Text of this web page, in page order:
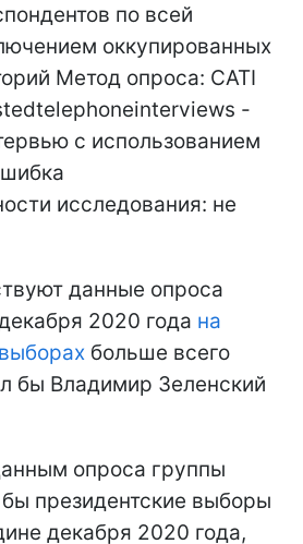
по всей
оккупированных
Метод опроса: CATI
-
с использованием
исследования: не
данные опроса
2020 года на
больше всего
бы Владимир Зеленский
опроса группы
президентские выборы
декабря 2020 года,